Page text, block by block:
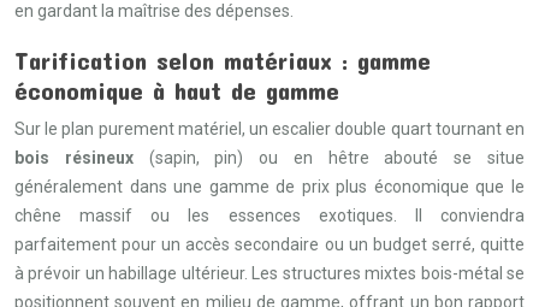
en gardant la maîtrise des dépenses.
Tarification selon matériaux : gamme
économique à haut de gamme
Sur le plan purement matériel, un escalier double quart tournant en
bois résineux(sapin, pin) ou en hêtre abouté se situe
généralement dans une gamme de prix plus économique que le
chêne massif ou les essences exotiques. Il conviendra
parfaitement pour un accès secondaire ou un budget serré, quitte
à prévoir un habillage ultérieur. Les structures mixtes bois-métal se
positionnent souvent en milieu de gamme, offrant un bon rapport